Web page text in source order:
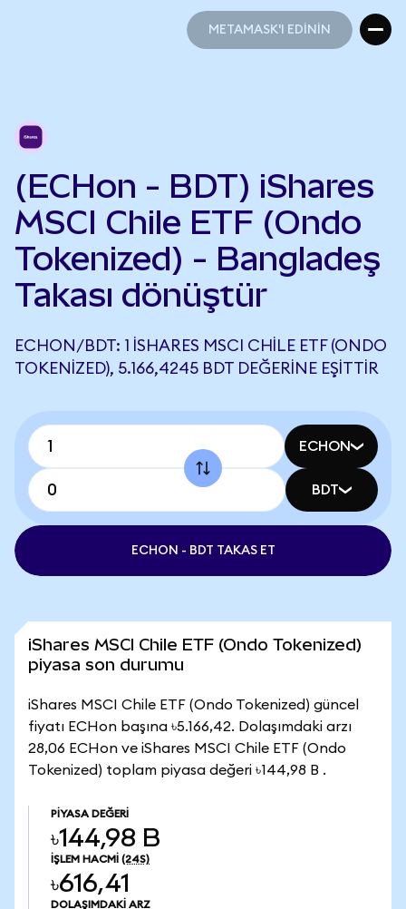
METAMASK'I EDİNİN
(ECHon - BDT) iShares
MSCI Chile ETF (Ondo
Tokenized) - Bangladeş
Takası dönüştür
ECHON/BDT: 1 ISHARES MSCI CHILE ETF (ONDO
TOKENIZED), 5.166,4245 BDT DEĞERINE EŞITTIR
ECHON
BDT
ECHON - BDT TAKAS ET
iShares MSCI Chile ETF (Ondo Tokenized)
piyasa son durumu
iShares MSCI Chile ETF (Ondo Tokenized) güncel
fiyatı ECHon başına ৳5.166,42. Dolaşımdaki arzı
28,06 ECHon ve iShares MSCI Chile ETF (Ondo
Tokenized) toplam piyasa değeri ৳144,98 B .
PIYASA DEĞERI
৳144,98 B
İŞLEM HACMI (24S)
৳616,41
DOLAŞIMDAKI ARZ